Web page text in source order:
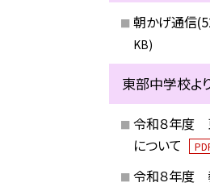
朝かげ通信
KB)
東部中学校よ
令和８年度
について
令和８年度